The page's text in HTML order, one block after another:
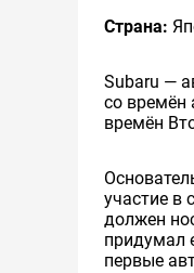
Страна:
Subaru —
со времён
времён
участие в
должен
придумал
первые